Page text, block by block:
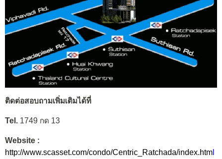
ติดต่อสอบถามเพิ่มเติมได้ที่
Tel. 1749 กด 13
Website :
http://www.scasset.com/condo/Centric_Ratchada/index.htm